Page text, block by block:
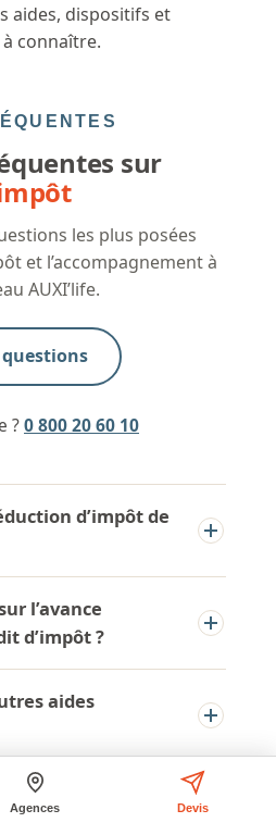
Agences Devis
aides, dispositifs et
connaître.
sur
les plus posées
et l’accompagnement à
AUXI’life.
?0 800 20 60 10
d’impôt de
l’avance
d’impôt ?
aides